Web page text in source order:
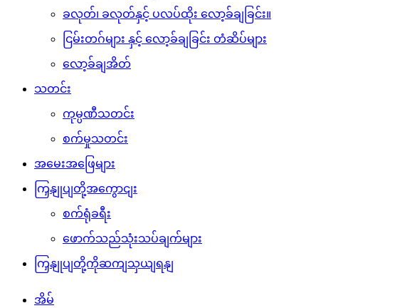
ခလုတ်၊ ခလုတ်နှင့် ပလပ်ထိုး လော့ခ်ချခြင်း။
ငြမ်းတဂ်များ နှင့် လော့ခ်ချခြင်း တံဆိပ်များ
လော့ခ်ချအိတ်
သတင်း
ကုမ္ပဏီသတင်း
စက်မှုသတင်း
အမေးအဖြေများ
ကြှနျုပျတို့အကွောငျး
စက်ရုံခရီး
ဖောက်သည်သုံးသပ်ချက်များ
ကြှနျုပျတို့ကိုဆကျသှယျရနျ
အိမ်